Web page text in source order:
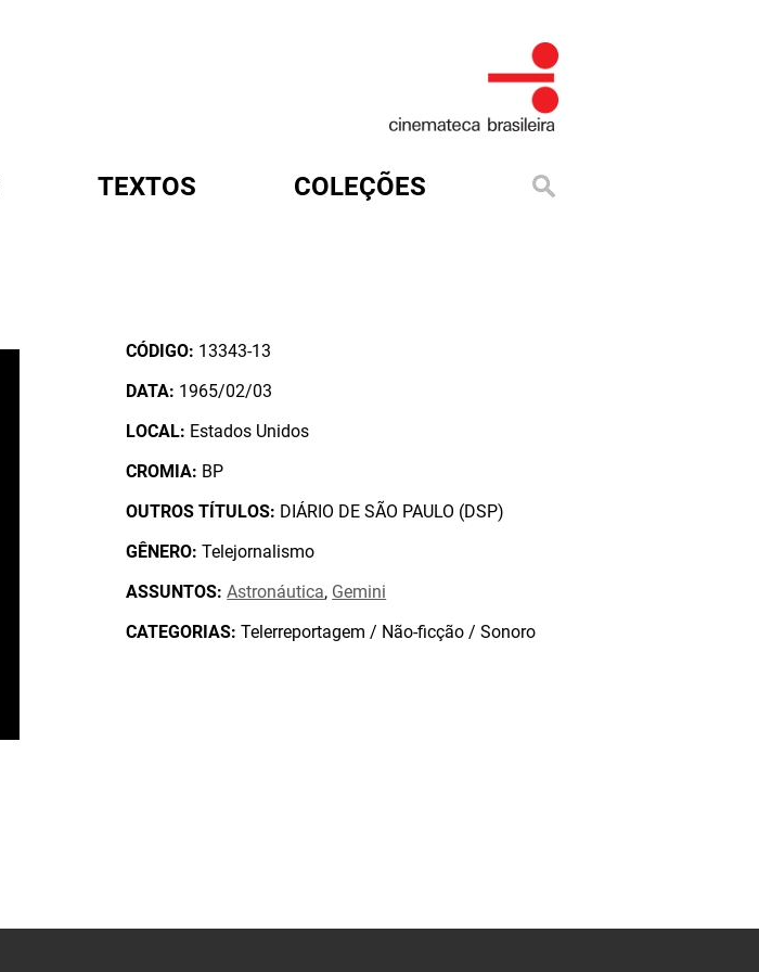
TEXTOS COLEÇÕES
CÓDIGO: 13343-13
DATA: 1965/02/03
LOCAL: Estados Unidos
CROMIA: BP
OUTROS TÍTULOS: DIÁRIO DE SÃO PAULO (DSP)
GÊNERO: Telejornalismo
ASSUNTOS: Astronáutica, Gemini
CATEGORIAS: Telerreportagem / Não-ficção / Sonoro